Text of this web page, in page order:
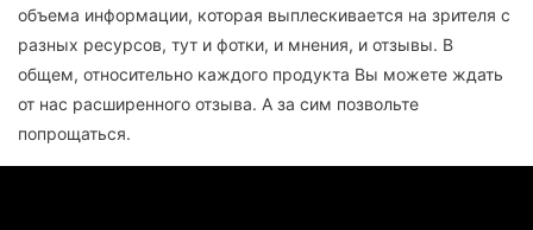
объема информации, которая выплескивается на зрителя с
разных ресурсов, тут и фотки, и мнения, и отзывы. В
общем, относительно каждого продукта Вы можете ждать
от нас расширенного отзыва. А за сим позвольте
попрощаться.